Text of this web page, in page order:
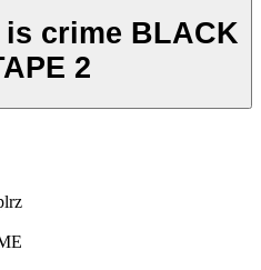
is crime BLACK
2